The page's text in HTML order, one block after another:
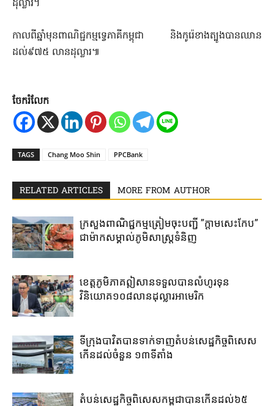
ដុល្លារ​។
កាលពី​ឆ្នាំមុន​ពាណិជ្ជកម្ម​ទ្វេភាគី​កម្ពុជា​ និង​កូរ៉េ​ខាងត្បូង​បាន​ឈាន​
ដល់៩៧៥​ លាន​ដុល្លារ​៕
ចែករំលែក
TAGS Chang​ Moo​ Shin PPCBank
RELATED ARTICLES MORE FROM AUTHOR
ក្រសួងពាណិជ្ជកម្ម​ត្រៀម​ចុះបញ្ជី​ ​”ក្តាមសេះកែប”​
ជា​ម៉ាក​សម្គាល់​ភូមិ​សាស្រ្ត​ទំនិញ​
ខេត្ត​ភូមិភាគឦសាន​ទទួល​បាន​លំហូរទុន​
វិនិយោគ​១០៨​លាន​ដុល្លារ​អាមេរិក​
ទីក្រុងបាវិត​បាន​ទាក់​ទាញ​តំបន់​សេដ្ឋកិច្ច​ពិសេស​
កើន​ដល់​ចំនួន ១៣​ទីតាំង​
តំបន់សេដ្ឋកិច្ច​ពិសេស​កម្ពុជា​បាន​កើន​ដល់​៦៥​